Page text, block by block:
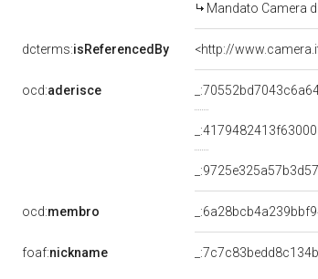
Mandato Camera
dcterms:isReferencedBy <http://
ocd:aderisce
ocd:membro
foaf:nickname